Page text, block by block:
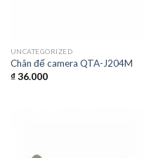
UNCATEGORIZED
Chân đế camera QTA-J204M
₫36.000